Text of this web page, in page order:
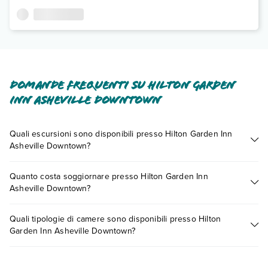
Domande frequenti su Hilton Garden
Inn Asheville Downtown
Quali escursioni sono disponibili presso Hilton Garden Inn
Asheville Downtown?
presso Hilton Garden Inn Asheville Downtown. Scoprile tutte
nellasezione dedicata
Quanto costa soggiornare presso Hilton Garden Inn
Asheville Downtown?
variare in base a vari fattori (per es. date, condizioni dell'hotel,
ecc). Per consultare i prezzi, compila il motore di ricerca e
Quali tipologie di camere sono disponibili presso Hilton
Garden Inn Asheville Downtown?